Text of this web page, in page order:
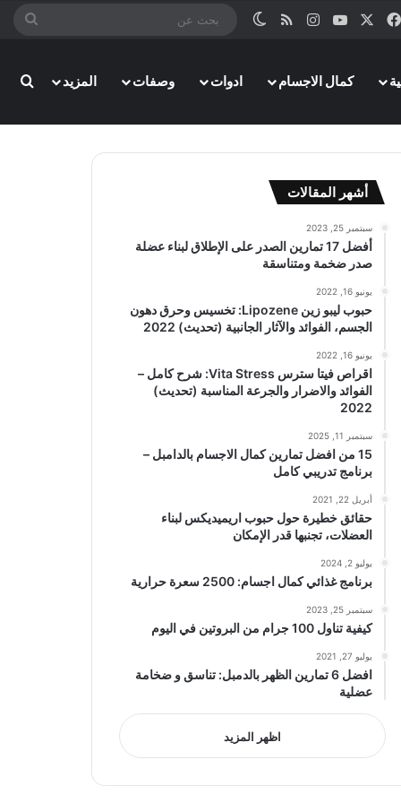
فيسبوك ‫YouTubeانستقرامملخص الموقع RSS
الوضع المظلم
كمال الاجسام ادوات وصفات المزيد
أشهر المقالات
سبتمبر 25, 2023
أفضل 17 تمارين الصدر على الإطلاق لبناء عضلة
صدر ضخمة ومتناسقة
يونيو 16, 2022
حبوب ليبو زين Lipozene: تخسيس وحرق دهون
الجسم، الفوائد والآثار الجانبية (تحديث) 2022
يونيو 16, 2022
اقراص فيتا سترس Vita Stress: شرح كامل –
الفوائد والاضرار والجرعة المناسبة (تحديث)
2022
سبتمبر 11, 2025
15 من افضل تمارين كمال الاجسام بالدامبل –
برنامج تدريبي كامل
أبريل 22, 2021
حقائق خطيرة حول حبوب اريميديكس لبناء
العضلات، تجنبها قدر الإمكان
يوليو 2, 2024
برنامج غذائي كمال اجسام: 2500 سعرة حرارية
سبتمبر 25, 2023
كيفية تناول 100 جرام من البروتين في اليوم
يوليو 27, 2021
افضل 6 تمارين الظهر بالدمبل: تناسق و ضخامة
عضلية
اظهر المزيد